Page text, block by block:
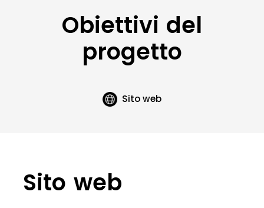
Obiettivi del
progetto
Sito web
Sito web